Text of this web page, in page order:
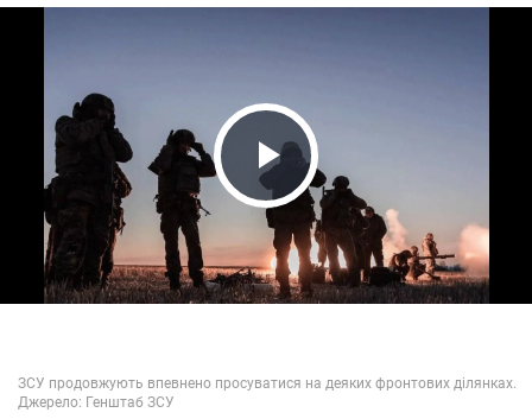
Play Video